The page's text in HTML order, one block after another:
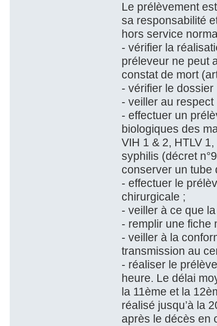
Le prélèvement
sa responsabilité
hors service
- vérifier la
préleveur ne peut
constat de mort
- vérifier le
- veiller au
- effectuer un
biologiques des
VIH 1 & 2, HTLV
syphilis (décret
conserver un tube
- effectuer le
chirurgicale ;
- veiller à ce que
- remplir une fiche
- veiller à la
transmission au
- réaliser le
heure. Le délai
la 11ème et la
réalisé jusqu’à la
après le décès en